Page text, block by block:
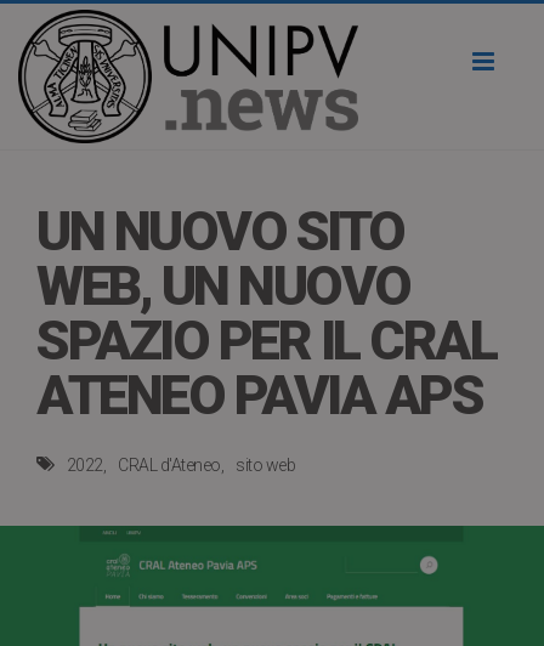
UN NUOVO SITO
WEB, UN NUOVO
SPAZIO PER IL CRAL
ATENEO PAVIA APS
2022 CRAL d'Ateneo sito web